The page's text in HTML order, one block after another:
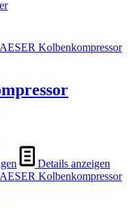
Details anzeigen